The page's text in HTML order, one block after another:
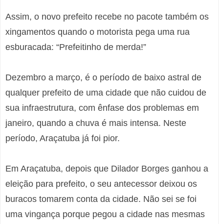
Assim, o novo prefeito recebe no pacote também os
xingamentos quando o motorista pega uma rua
esburacada: “Prefeitinho de merda!”
Dezembro a março, é o período de baixo astral de
qualquer prefeito de uma cidade que não cuidou de
sua infraestrutura, com ênfase dos problemas em
janeiro, quando a chuva é mais intensa. Neste
período, Araçatuba já foi pior.
Em Araçatuba, depois que Dilador Borges ganhou a
eleição para prefeito, o seu antecessor deixou os
buracos tomarem conta da cidade. Não sei se foi
uma vingança porque pegou a cidade nas mesmas